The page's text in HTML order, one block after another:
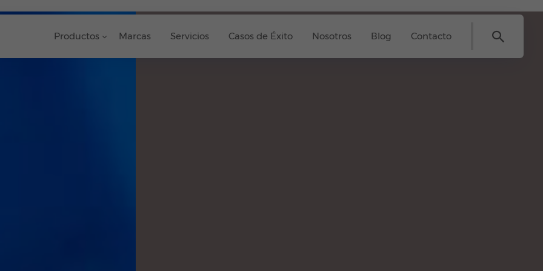
Productos Marcas Servicios Casos de Éxito Nosotros Blog Contacto